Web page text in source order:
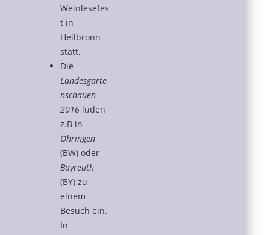
Weinlesefes
t in
Heilbronn
statt.
Die
Landesgarte
nschauen
2016 luden
z.B in
Öhringen
(BW) oder
Bayreuth
(BY) zu
einem
Besuch ein.
In